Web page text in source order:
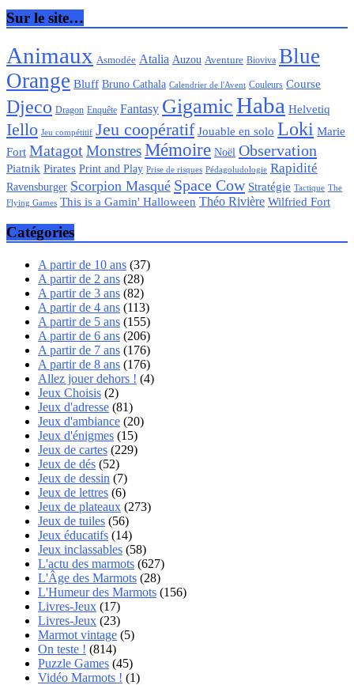
Sur le site…
Animaux Asmodée Atalia Auzou Aventure Bioviva Blue
Orange Bluff Bruno Cathala Calendrier de l'Avent Couleurs Course
Djeco Dragon Enquête Fantasy GigamicHaba Helvetiq
Iello Jeu compétitif Jeu coopératif Jouable en solo Loki Marie
Fort MatagotMonstresMémoire Noël Observation
Piatnik Pirates Print and Play Prise de risques Pédagoludologie Rapidité
Ravensburger Scorpion Masqué Space Cow Stratégie Tactique The
Flying Games This is a Gamin' Halloween Théo Rivière Wilfried Fort
Catégories
A partir de 10 ans (37)
A partir de 2 ans (28)
A partir de 3 ans (82)
A partir de 4 ans (113)
A partir de 5 ans (155)
A partir de 6 ans (206)
A partir de 7 ans (176)
A partir de 8 ans (176)
Allez jouer dehors ! (4)
Jeux Choisis (2)
Jeux d'adresse (81)
Jeux d'ambiance (20)
Jeux d'énigmes (15)
Jeux de cartes (229)
Jeux de dés (52)
Jeux de dessin (7)
Jeux de lettres (6)
Jeux de plateaux (273)
Jeux de tuiles (56)
Jeux éducatifs (14)
Jeux inclassables (58)
L'actu des marmots (627)
L'Âge des Marmots (28)
L'Humeur des Marmots (156)
Livres-Jeux (17)
Livres-Jeux (23)
Marmot vintage (5)
On teste ! (814)
Puzzle Games (45)
Vidéo Marmots ! (1)